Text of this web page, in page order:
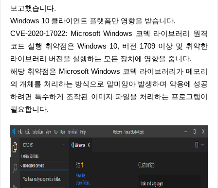
보고했습니다.
Windows 10 클라이언트 플랫폼만 영향을 받습니다.
CVE-2020-17022: Microsoft Windows 코덱 라이브러리 원격
코드 실행 취약점은 Windows 10, 버전 1709 이상 및 취약한
라이브러리 버전을 실행하는 모든 장치에 영향을 줍니다.
해당 취약점은 Microsoft Windows 코덱 라이브러리가 메모리
의 개체를 처리하는 방식으로 말미암아 발생하며 악용에 성공
하려면 특수하게 조작된 이미지 파일을 처리하는 프로그램이
필요합니다.